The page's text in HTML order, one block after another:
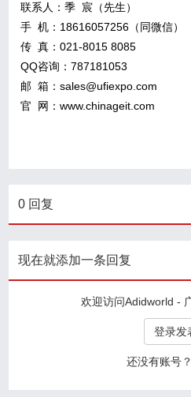
联系人：季 宸（先生）
手 机：18616057256（同微信）
传 真：021-8015 8085
QQ咨询：787181053
邮 箱：sales@ufiexpo.com
官 网：www.chinageit.com
0 回复
现在就添加一条回复
欢迎访问Adidworld -
登录发
还没有账号